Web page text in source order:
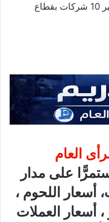
للتشييد والتعمير، مشيرًا إلى أنه جار تحضير 10 شركات بقطاع
العام
على مدار
أسعار اللحوم ،
، أسعار العملات